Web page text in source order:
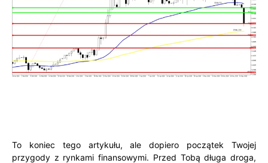
To koniec tego artykułu, ale dopiero początek Twojej
przygody z rynkami finansowymi. Przed Tobą długa droga,